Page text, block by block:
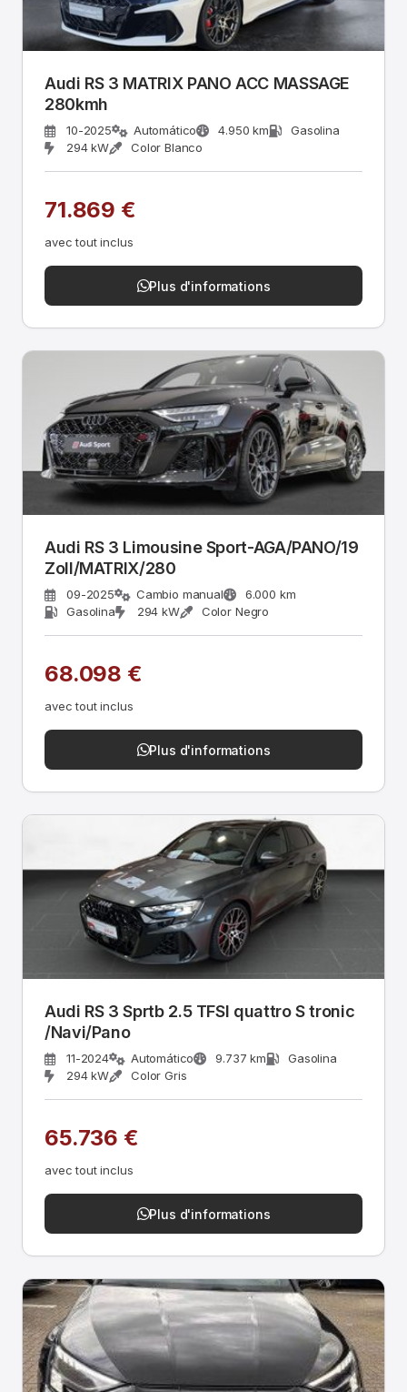
Audi RS 3 MATRIX PANO ACC MASSAGE
280kmh
10-2025 Automático 4.950 km
Gasolina
294 kW
Color Blanco
71.869 €
avec tout inclus
Plus d'informations
Audi RS 3 Limousine Sport-AGA/PANO/19
Zoll/MATRIX/280
09-2025 Cambio manual
6.000 km
Gasolina
294 kW Color Negro
68.098 €
avec tout inclus
Plus d'informations
Audi RS 3 Sprtb 2.5 TFSI quattro S tronic
/Navi/Pano
11-2024 Automático 9.737 km
Gasolina
294 kW
Color Gris
65.736 €
avec tout inclus
Plus d'informations